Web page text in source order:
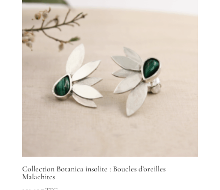
Collection Botanica insolite : Boucles d’oreilles
Malachites